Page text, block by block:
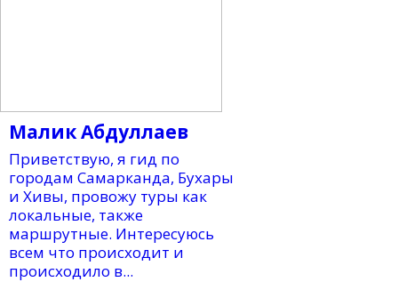
Малик Абдуллаев
Приветствую, я гид по
городам Самарканда, Бухары
и Хивы, провожу туры как
локальные, также
маршрутные. Интересуюсь
всем что происходит и
происходило в...